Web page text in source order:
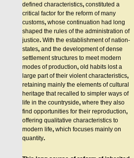
defined characteristics,constituted a
critical factor for the reform of many
customs,whose continuation had long
shaped the rules of the administration of
justice.With the establishment of nation-
states,and the development of dense
settlement structures to meet modern
modes of production,old habits lost a
large part of their violent characteristics,
retaining mainly the elements of cultural
heritage that recalled to simpler ways of
life in the countryside,where they also
find opportunities for their reproduction,
offering qualitative characteristics to
modern life,which focuses mainly on
quantity.